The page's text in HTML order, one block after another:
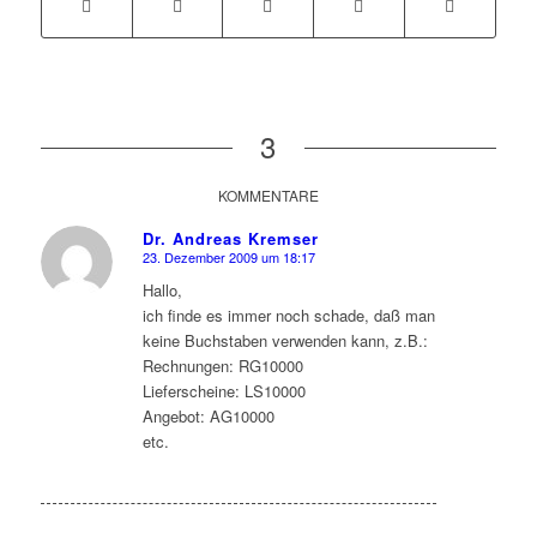
3
KOMMENTARE
Dr. Andreas Kremser
sagte:
23. Dezember 2009 um 18:17
Hallo,
ich finde es immer noch schade, daß man
keine Buchstaben verwenden kann, z.B.:
Rechnungen: RG10000
Lieferscheine: LS10000
Angebot: AG10000
etc.